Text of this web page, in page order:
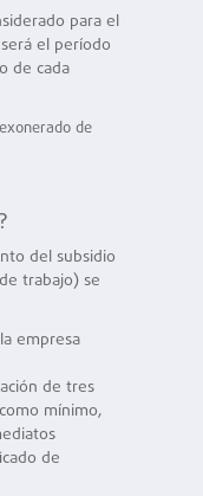
para el
el período
de cada
de
del subsidio
trabajo) se
empresa
de tres
mínimo,
de